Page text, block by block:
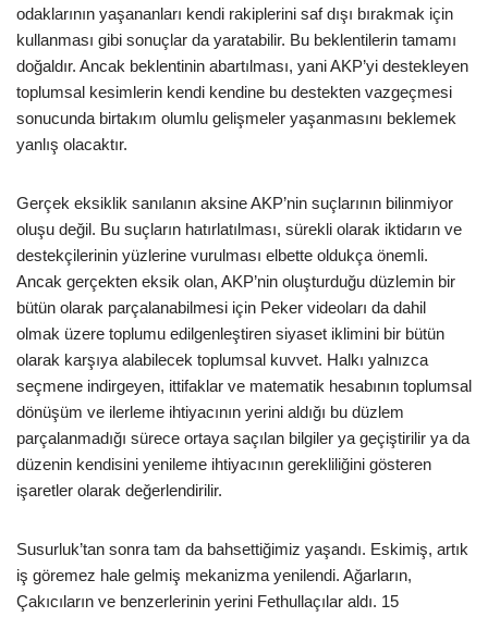
odaklarının yaşananları kendi rakiplerini saf dışı bırakmak için
kullanması gibi sonuçlar da yaratabilir. Bu beklentilerin tamamı
doğaldır. Ancak beklentinin abartılması, yani AKP’yi destekleyen
toplumsal kesimlerin kendi kendine bu destekten vazgeçmesi
sonucunda birtakım olumlu gelişmeler yaşanmasını beklemek
yanlış olacaktır.
Gerçek eksiklik sanılanın aksine AKP’nin suçlarının bilinmiyor
oluşu değil. Bu suçların hatırlatılması, sürekli olarak iktidarın ve
destekçilerinin yüzlerine vurulması elbette oldukça önemli.
Ancak gerçekten eksik olan, AKP’nin oluşturduğu düzlemin bir
bütün olarak parçalanabilmesi için Peker videoları da dahil
olmak üzere toplumu edilgenleştiren siyaset iklimini bir bütün
olarak karşıya alabilecek toplumsal kuvvet. Halkı yalnızca
seçmene indirgeyen, ittifaklar ve matematik hesabının toplumsal
dönüşüm ve ilerleme ihtiyacının yerini aldığı bu düzlem
parçalanmadığı sürece ortaya saçılan bilgiler ya geçiştirilir ya da
düzenin kendisini yenileme ihtiyacının gerekliliğini gösteren
işaretler olarak değerlendirilir.
Susurluk’tan sonra tam da bahsettiğimiz yaşandı. Eskimiş, artık
iş göremez hale gelmiş mekanizma yenilendi. Ağarların,
Çakıcıların ve benzerlerinin yerini Fethullaçılar aldı. 15